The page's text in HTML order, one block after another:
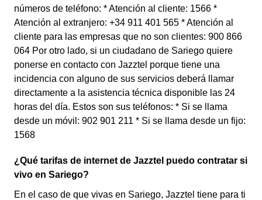
números de teléfono: * Atención al cliente: 1566 *
Atención al extranjero: +34 911 401 565 * Atención al
cliente para las empresas que no son clientes: 900 866
064 Por otro lado, si un ciudadano de Sariego quiere
ponerse en contacto con Jazztel porque tiene una
incidencia con alguno de sus servicios deberá llamar
directamente a la asistencia técnica disponible las 24
horas del día. Estos son sus teléfonos: * Si se llama
desde un móvil: 902 901 211 * Si se llama desde un fijo:
1568
¿Qué tarifas de internet de Jazztel puedo contratar si
vivo en Sariego?
En el caso de que vivas en Sariego, Jazztel tiene para ti